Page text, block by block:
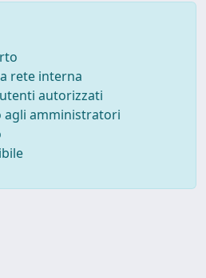
rete interna
autorizzati
agli amministratori